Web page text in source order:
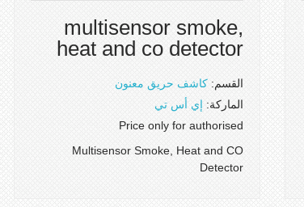
multisensor smoke,
heat and co detector
القسم: كاشف حريق معنون
الماركة: إي أس تي
Price only for authorised
Multisensor Smoke, Heat and CO
Detector